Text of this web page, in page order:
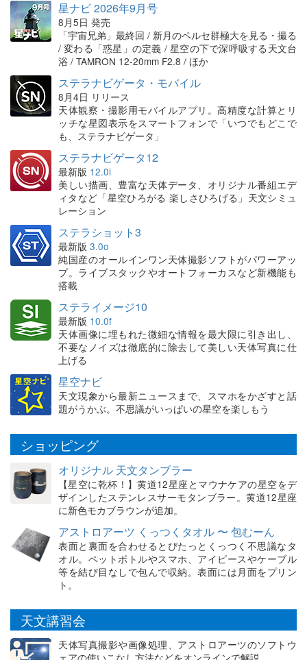
星ナビ 2026年9月号
8月5日 発売
「宇宙兄弟」最終回 / 新月のペルセ群極大を見る・撮る
/ 変わる「惑星」の定義 / 星空の下で深呼吸する天文台
浴 / TAMRON 12-20mm F2.8 / ほか
ステラナビゲータ・モバイル
8月4日 リリース
天体観察・撮影用モバイルアプリ。高精度な計算とリ
ッチな星図表示をスマートフォンで「いつでもどこで
も、ステラナビゲータ」
ステラナビゲータ12
最新版 12.0i
美しい描画、豊富な天体データ、オリジナル番組エデ
ィタなど「星空ひろがる 楽しさひろげる」天文シミュ
レーション
ステラショット3
最新版 3.0o
純国産のオールインワン天体撮影ソフトがパワーアッ
プ。ライブスタックやオートフォーカスなど新機能も
搭載
ステライメージ10
最新版 10.0f
天体画像に埋もれた微細な情報を最大限に引き出し、
不要なノイズは徹底的に除去して美しい天体写真に仕
上げる
星空ナビ
天文現象から最新ニュースまで、スマホをかざすと話
題がうかぶ。不思議がいっぱいの星空を楽しもう
ショッピング
オリジナル 天文タンブラー
【星空に乾杯！】黄道12星座とマウナケアの星空をデ
ザインしたステンレスサーモタンブラー。黄道12星座
に新色モカブラウンが追加。
アストロアーツ くっつくタオル 〜 包むーん
表面と裏面を合わせるとぴたっとくっつく不思議なタ
オル。ペットボトルやスマホ、アイピースやケーブル
等を結び目なしで包んで収納。表面には月面をプリン
ト。
天文講習会
天体写真撮影や画像処理、アストロアーツのソフトウ
ェアの使いこなし方法などをオンラインで解説